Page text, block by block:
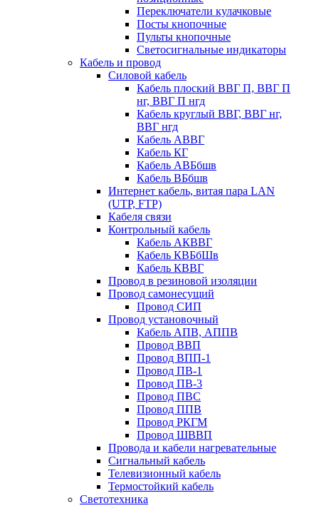
Переключатели кулачковые
Посты кнопочные
Пульты кнопочные
Светосигнальные индикаторы
Кабель и провод
Силовой кабель
Кабель плоский ВВГ П, ВВГ П
нг, ВВГ П нгд
Кабель круглый ВВГ, ВВГ нг,
ВВГ нгд
Кабель АВВГ
Кабель КГ
Кабель АВБбшв
Кабель ВБбшв
Интернет кабель, витая пара LAN
(UTP, FTP)
Кабеля связи
Контрольный кабель
Кабель АКВВГ
Кабель КВБбШв
Кабель КВВГ
Провод в резиновой изоляции
Провод самонесущий
Провод СИП
Провод установочный
Кабель АПВ, АППВ
Провод ВВП
Провод ВПП-1
Провод ПВ-1
Провод ПВ-3
Провод ПВС
Провод ППВ
Провод РКГМ
Провод ШВВП
Провода и кабели нагревательные
Сигнальный кабель
Телевизионный кабель
Термостойкий кабель
Светотехника